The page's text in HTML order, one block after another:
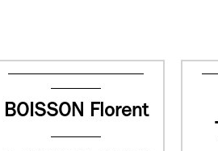
BOISSON Florent